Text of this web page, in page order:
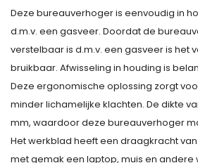
Deze bureauverhoger is eenvoudig in
d.m.v. een gasveer. Doordat de
verstelbaar is d.m.v. een gasveer is het
bruikbaar. Afwisseling in houding is
Deze ergonomische oplossing zorgt
minder lichamelijke klachten. De dikte
mm, waardoor deze bureauverhoger
Het werkblad heeft een draagkracht
met gemak een laptop, muis en andere